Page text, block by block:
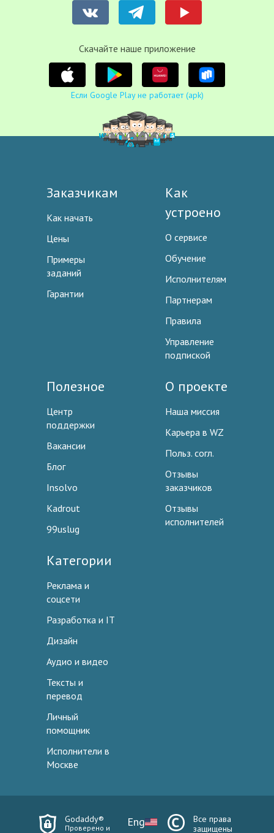
Cкачайте наше приложение
Если Google Play не работает (apk)
Заказчикам
Как начать
Цены
Примеры
заданий
Гарантии
Как
устроено
О сервисе
Обучение
Исполнителям
Партнерам
Правила
Управление
подпиской
Полезное
Центр
поддержки
Вакансии
Блог
Insolvo
Kadrout
99uslug
О проекте
Наша миссия
Карьера в WZ
Польз. согл.
Отзывы
заказчиков
Отзывы
исполнителей
Категории
Реклама и
соцсети
Разработка и IT
Дизайн
Аудио и видео
Тексты и
перевод
Личный
помощник
Исполнители в
Москве
Godaddy®
Проверено и
Eng
Все права
защищены